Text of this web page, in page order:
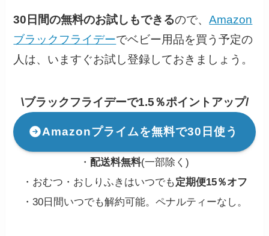
30日間の無料のお試しもできるので、Amazon
ブラックフライデーでベビー用品を買う予定の
人は、いますぐお試し登録しておきましょう。
\ブラックフライデーで1.5％ポイントアップ/
Amazonプライムを無料で30日使う
・ 配送料無料(一部除く)
・おむつ・おしりふきはいつでも定期便15％オフ
・30日間いつでも解約可能。ペナルティーなし。